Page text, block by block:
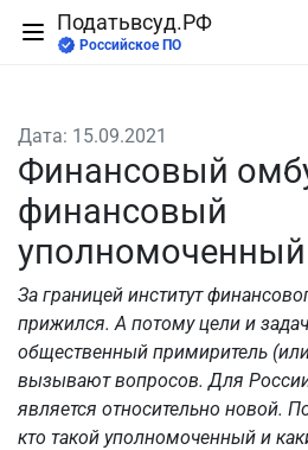
Податьвсуд.РФ
Российское ПО
Дата: 15.09.2021
Финансовый
финансовый
уполномоченный
За границей институт
прижился. А потому цели и
общественный примиритель
вызывают вопросов. Для
является относительно новой.
кто такой уполномоченный и